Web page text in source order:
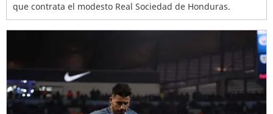
que contrata el modesto Real Sociedad de Honduras.